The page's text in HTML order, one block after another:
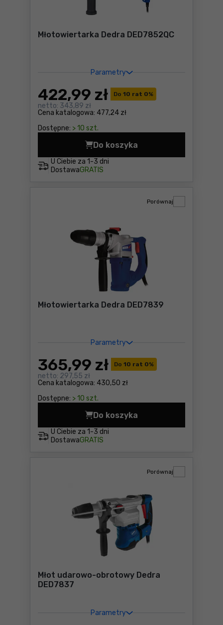
Młotowiertarka Dedra DED7852QC
Parametry
Do 10 rat 0%
Cena katalogowa: 477,24 zł
422,99 zł
netto: 343,89 zł
Dostępne: > 10 szt.
U Ciebie za 1-3 dni
DostawaGRATIS
Do koszyka
Młotowiertarka Dedra
Młotowiertarka Dedra DED7839
Parametry
Do 10 rat 0%
Cena katalogowa: 430,50 zł
365,99 zł
netto: 297,55 zł
Dostępne: > 10 szt.
Porównaj
U Ciebie za 1-3 dni
DostawaGRATIS
Do koszyka
Młotowiertarka Dedra
Młot udarowo-obrotowy Dedra
DED7837
Parametry
Porównaj